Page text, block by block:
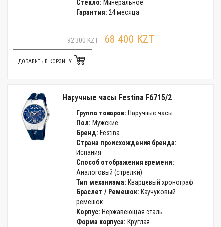
Стекло: Минеральное
Гарантия: 24 месяца
92 300 KZT 68 400 KZT
ДОБАВИТЬ В КОРЗИНУ
Наручные часы Festina F6715/2
Группа товаров: Наручные часы
Пол: Мужские
Бренд: Festina
Страна происхождения бренда:
Испания
Способ отображения времени:
Аналоговый (стрелки)
Тип механизма: Кварцевый хронограф
Браслет / Ремешок: Каучуковый
ремешок
Корпус: Нержавеющая сталь
Форма корпуса: Круглая